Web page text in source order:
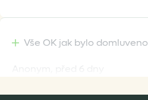
Vše OK jak bylo domluveno